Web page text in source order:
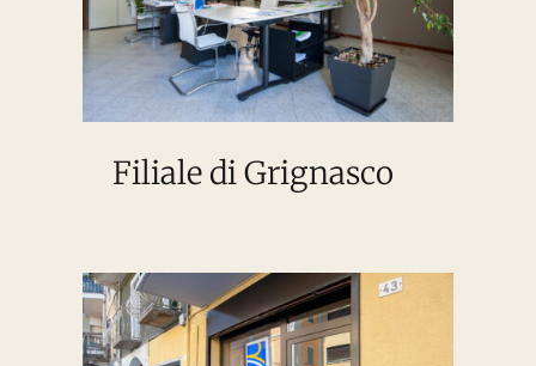
Filiale di Grignasco